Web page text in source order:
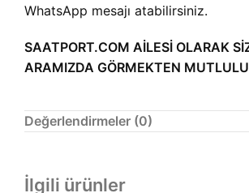
WhatsApp mesajı atabilirsiniz.
SAATPORT.COM AİLESİ OLARAK
ARAMIZDA GÖRMEKTEN
Değerlendirmeler (0)
İlgili ürünler